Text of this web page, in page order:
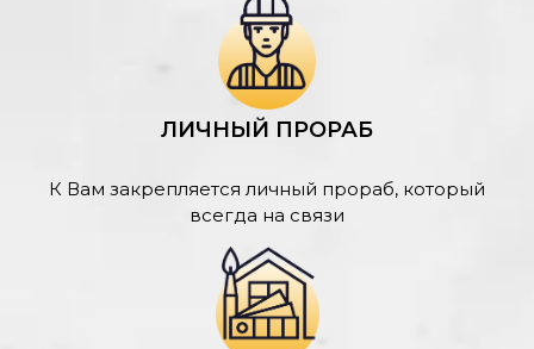
ЛИЧНЫЙ ПРОРАБ
К Вам закрепляется личный прораб, который
всегда на связи